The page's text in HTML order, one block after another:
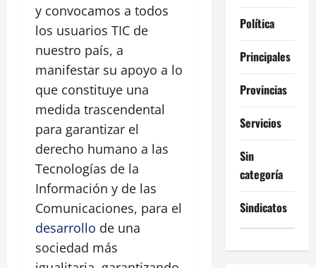
y convocamos a todos
los usuarios TIC de
nuestro país, a
manifestar su apoyo a lo
que constituye una
medida trascendental
para garantizar el
derecho humano a las
Tecnologías de la
Información y de las
Comunicaciones, para el
desarrollo de una
sociedad más
Política
Principales
Provincias
Servicios
Sin
categoría
Sindicatos